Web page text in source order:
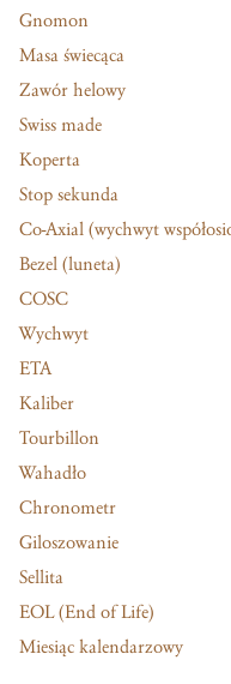
Gnomon
Masa świecąca
Zawór helowy
Swiss made
Koperta
Stop sekunda
Co-Axial (wychwyt
Bezel (luneta)
COSC
Wychwyt
ETA
Kaliber
Tourbillon
Wahadło
Chronometr
Giloszowanie
Sellita
EOL (End of Life)
Miesiąc kalendarzowy